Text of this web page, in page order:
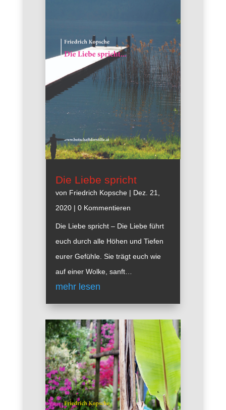
Die Liebe spricht
von Friedrich Kopsche| Dez. 21,
2020| 0 Kommentieren
Die Liebe spricht – Die Liebe führt
euch durch alle Höhen und Tiefen
eurer Gefühle. Sie trägt euch wie
auf einer Wolke, sanft…
mehr lesen